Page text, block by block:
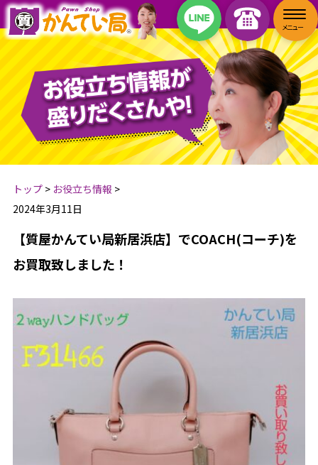
トップ> お役立ち情報 >
2024年3月11日
【質屋かんてい局新居浜店】でCOACH(コーチ)を
お買取致しました！